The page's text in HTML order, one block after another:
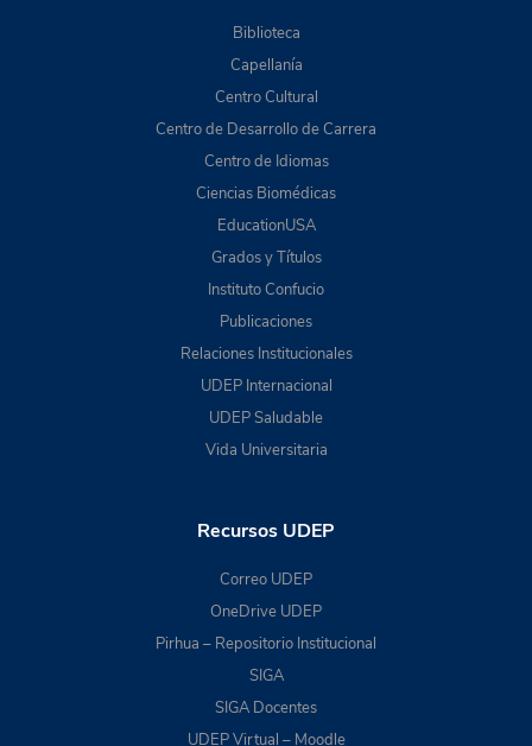
Biblioteca
Capellanía
Centro Cultural
Centro de Desarrollo de Carrera
Centro de Idiomas
Ciencias Biomédicas
EducationUSA
Grados y Títulos
Instituto Confucio
Publicaciones
Relaciones Institucionales
UDEP Internacional
UDEP Saludable
Vida Universitaria
Recursos UDEP
Correo UDEP
OneDrive UDEP
Pirhua – Repositorio Institucional
SIGA
SIGA Docentes
UDEP Virtual – Moodle